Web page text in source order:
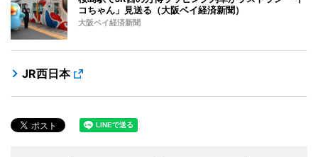
コちゃん」見送る（大阪ベイ経済新聞）
大阪ベイ経済新聞
JR西日本